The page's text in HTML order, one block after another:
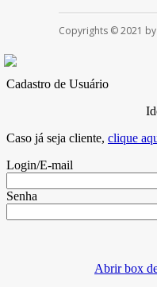
Copyrights © 2021 by